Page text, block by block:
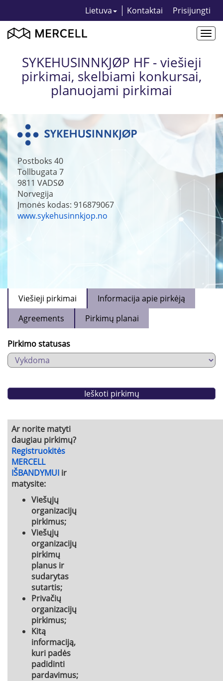
Lietuva Kontaktai Prisijungti
SYKEHUSINNKJØP HF - viešieji
pirkimai, skelbiami konkursai,
planuojami pirkimai
Postboks 40
Tollbugata 7
9811 VADSØ
Norvegija
Įmonės kodas: 916879067
www.sykehusinnkjop.no
Viešieji pirkimai
Informacija apie pirkėją
Agreements
Pirkimų planai
Pirkimo statusas
Ar norite matyti
daugiau pirkimų?
Registruokitės
MERCELL
IŠBANDYMUI ir
matysite:
Viešųjų
organizacijų
pirkimus;
Viešųjų
organizacijų
pirkimų
planus ir
sudarytas
sutartis;
Privačių
organizacijų
pirkimus;
Kitą
informaciją,
kuri padės
padidinti
pardavimus;